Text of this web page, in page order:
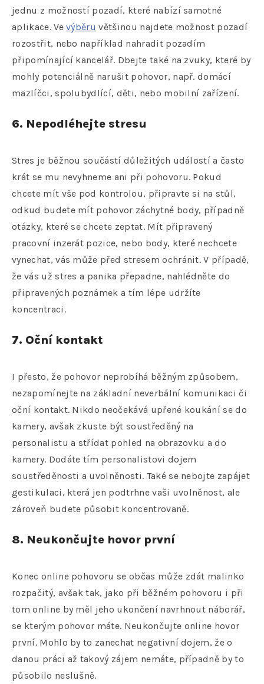
jednu z možností pozadí, které nabízí samotné
aplikace. Vevýběru většinou najdete možnost pozadí
rozostřit, nebo například nahradit pozadím
připomínající kancelář. Dbejte také na zvuky, které by
mohly potenciálně narušit pohovor, např. domácí
mazlíčci, spolubydlící, děti, nebo mobilní zařízení.
6. Nepodléhejte stresu
Stres je běžnou součástí důležitých událostí a často
krát se mu nevyhneme ani při pohovoru. Pokud
chcete mít vše pod kontrolou, připravte si na stůl,
odkud budete mít pohovor záchytné body, případně
otázky, které se chcete zeptat. Mít připravený
pracovní inzerát pozice, nebo body, které nechcete
vynechat, vás může před stresem ochránit. V případě,
že vás už stres a panika přepadne, nahlédněte do
připravených poznámek a tím lépe udržíte
koncentraci.
7. Oční kontakt
I přesto, že pohovor neprobíhá běžným způsobem,
nezapomínejte na základní neverbální komunikaci či
oční kontakt. Nikdo neočekává upřené koukání se do
kamery, avšak zkuste být soustředěný na
personalistu a střídat pohled na obrazovku a do
kamery. Dodáte tím personalistovi dojem
soustředěnosti a uvolněnosti. Také se nebojte zapájet
gestikulaci, která jen podtrhne vaši uvolněnost, ale
zároveň budete působit koncentrovaně.
8. Neukončujte hovor první
Konec online pohovoru se občas může zdát malinko
rozpačitý, avšak tak, jako při běžném pohovoru i při
tom online by měl jeho ukončení navrhnout náborář,
se kterým pohovor máte. Neukončujte online hovor
první. Mohlo by to zanechat negativní dojem, že o
danou práci až takový zájem nemáte, případně by to
působilo neslušně.